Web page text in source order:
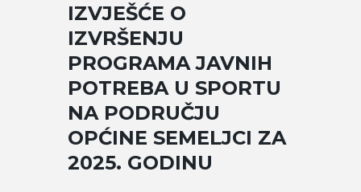
IZVJEŠĆE O
IZVRŠENJU
PROGRAMA JAVNIH
POTREBA U SPORTU
NA PODRUČJU
OPĆINE SEMELJCI ZA
2025. GODINU